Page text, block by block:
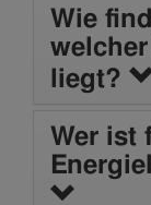
Wie
liegt?
Wer ist